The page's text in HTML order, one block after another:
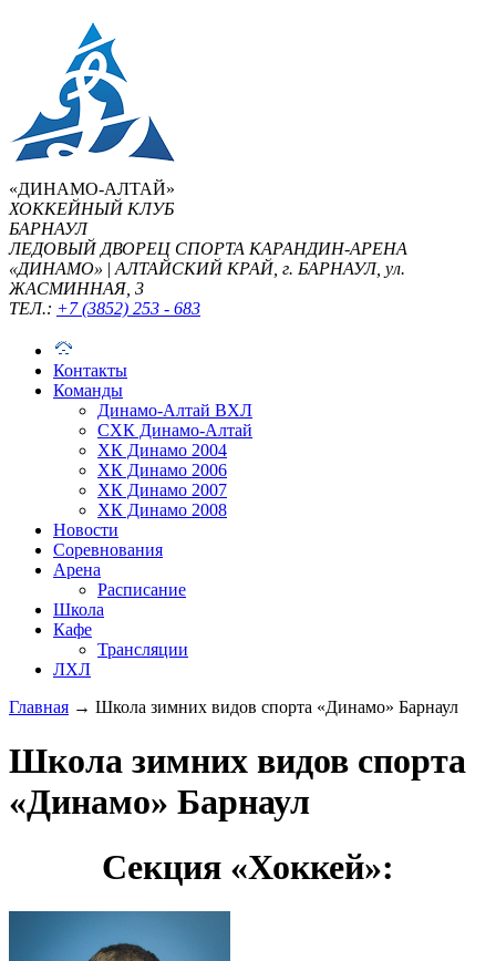
«ДИНАМО-АЛТАЙ»
ХОККЕЙНЫЙ КЛУБ
БАРНАУЛ
ЛЕДОВЫЙ ДВОРЕЦ СПОРТА КАРАНДИН-АРЕНА
«ДИНАМО» | АЛТАЙСКИЙ КРАЙ, г. БАРНАУЛ, ул.
ЖАСМИННАЯ, 3
ТЕЛ.: +7 (3852) 253 - 683
Контакты
Команды
Динамо-Алтай ВХЛ
СХК Динамо-Алтай
ХК Динамо 2004
ХК Динамо 2006
ХК Динамо 2007
ХК Динамо 2008
Новости
Соревнования
Арена
Расписание
Школа
Кафе
Трансляции
ЛХЛ
Главная → Школа зимних видов спорта «Динамо» Барнаул
Школа зимних видов спорта
«Динамо» Барнаул
Секция «Хоккей»: